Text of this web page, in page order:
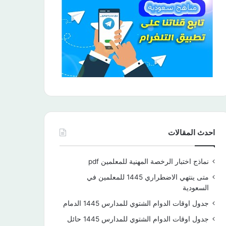
احدث المقالات
نماذج اختبار الرخصة المهنية للمعلمين pdf
متى ينتهي الاضطراري 1445 للمعلمين في
السعودية
جدول اوقات الدوام الشتوي للمدارس 1445 الدمام
جدول اوقات الدوام الشتوي للمدارس 1445 حائل